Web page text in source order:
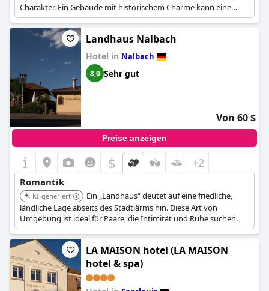
Charakter. Ein Gebäude mit historischem Charme kann eine
einzigartige und romantische Atmosphäre bieten.
Landhaus Nalbach
Hotel in Nalbach
8,0 Sehr gut
Von 60 $
Preise anzeigen
$ +2
Romantik
KI-generiert
Ein „Landhaus“ deutet auf eine friedliche,
ländliche Lage abseits des Stadtlärms hin. Diese Art von
Umgebung ist ideal für Paare, die Intimität und Ruhe suchen.
LA MAISON hotel (LA MAISON
hotel & spa)